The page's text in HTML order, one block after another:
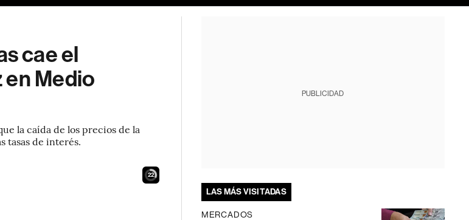
cae el
Medio
la caída de los precios de la
tasas de interés.
21
PUBLICIDAD
LAS MÁS VISITADAS
MERCADOS